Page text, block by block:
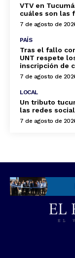
VTV en
cuáles son las
7 de agosto de
PAÍS
Tras el fallo
UNT respete
inscripción de
7 de agosto de
LOCAL
Un tributo
las redes
7 de agosto de